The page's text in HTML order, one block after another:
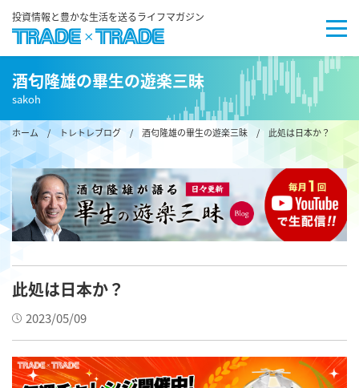
投資情報と豊かな生活を送るライフマガジン
酒匂隆雄の畢生の遊楽三昧
sakoh
ホーム/ トレトレブログ / 酒匂隆雄の畢生の遊楽三昧 / 此処は日本か？
此処は日本か？
2023/05/09